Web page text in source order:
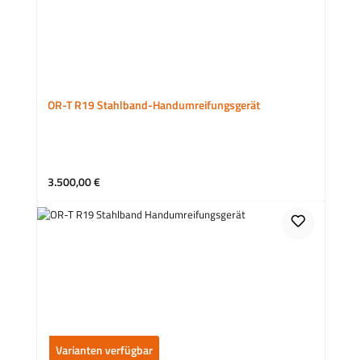
OR-T R19 Stahlband-Handumreifungsgerät
Regulärer Preis:
3.500,00 €
Varianten verfügbar